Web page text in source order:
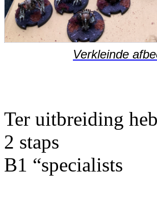
Verkleinde
Ter uitbreiding
2 staps
B1 “specialists